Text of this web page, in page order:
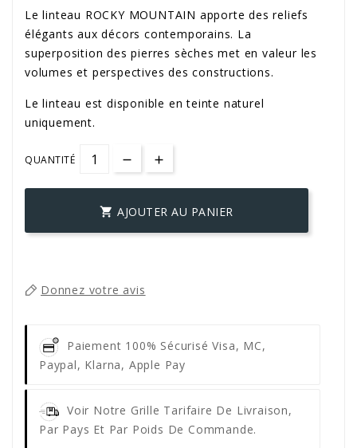
Le linteau ROCKY MOUNTAIN apporte des reliefs
élégants aux décors contemporains. La
superposition des pierres sèches met en valeur les
volumes et perspectives des constructions.
Le linteau est disponible en teinte naturel
uniquement.
QUANTITÉ
 AJOUTER AU PANIER
Donnez votre avis
Paiement 100% SécuriséVisa, MC,
Paypal, Klarna, Apple Pay
Voir Notre Grille Tarifaire De Livraison,
Par Pays Et Par Poids De Commande.